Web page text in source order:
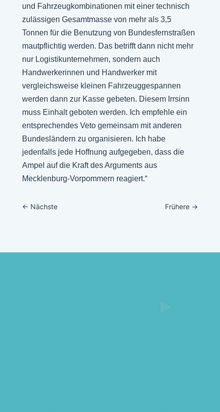
und Fahrzeugkombinationen mit einer technisch
zulässigen Gesamtmasse von mehr als 3,5
Tonnen für die Benutzung von Bundesfernstraßen
mautpflichtig werden. Das betrifft dann nicht mehr
nur Logistikunternehmen, sondern auch
Handwerkerinnen und Handwerker mit
vergleichsweise kleinen Fahrzeuggespannen
werden dann zur Kasse gebeten. Diesem Irrsinn
muss Einhalt geboten werden. Ich empfehle ein
entsprechendes Veto gemeinsam mit anderen
Bundesländern zu organisieren. Ich habe
jedenfalls jede Hoffnung aufgegeben, dass die
Ampel auf die Kraft des Arguments aus
Mecklenburg-Vorpommern reagiert.“
← Nächste Frühere →